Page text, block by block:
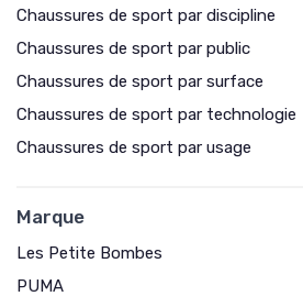
Chaussures de sport par discipline
Chaussures de sport par public
Chaussures de sport par surface
Chaussures de sport par technologie
Chaussures de sport par usage
Marque
Les Petite Bombes
PUMA